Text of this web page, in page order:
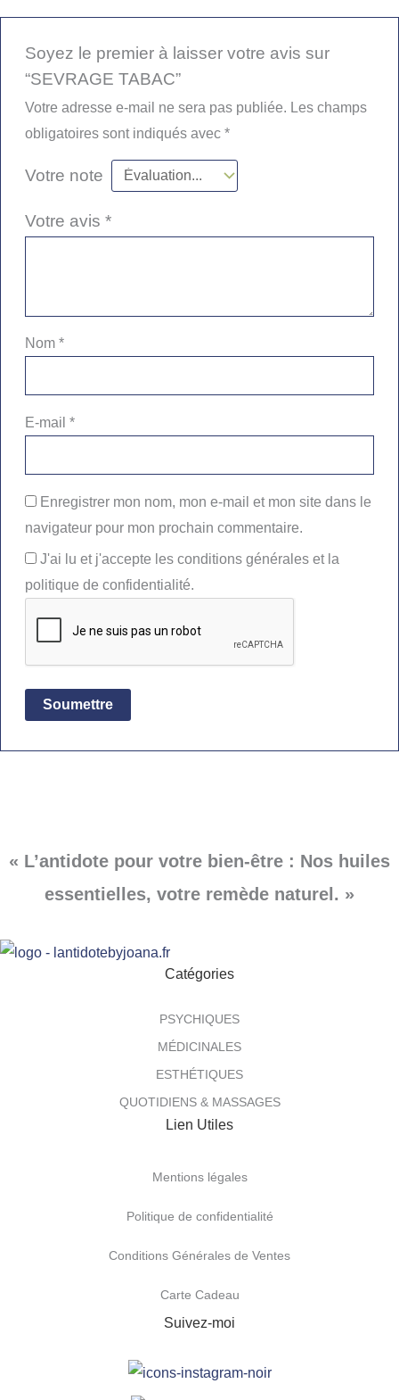
Soyez le premier à laisser votre avis sur
“SEVRAGE TABAC”
Votre adresse e-mail ne sera pas publiée. Les champs
obligatoires sont indiqués avec *
Votre note
Votre avis *
Nom *
E-mail *
Enregistrer mon nom, mon e-mail et mon site dans le
navigateur pour mon prochain commentaire.
J'ai lu et j'accepte les conditions générales et la
politique de confidentialité.
« L’antidote pour votre bien-être : Nos huiles
essentielles, votre remède naturel. »
Catégories
PSYCHIQUES
MÉDICINALES
ESTHÉTIQUES
QUOTIDIENS & MASSAGES
Lien Utiles
Mentions légales
Politique de confidentialité
Conditions Générales de Ventes
Carte Cadeau
Suivez-moi